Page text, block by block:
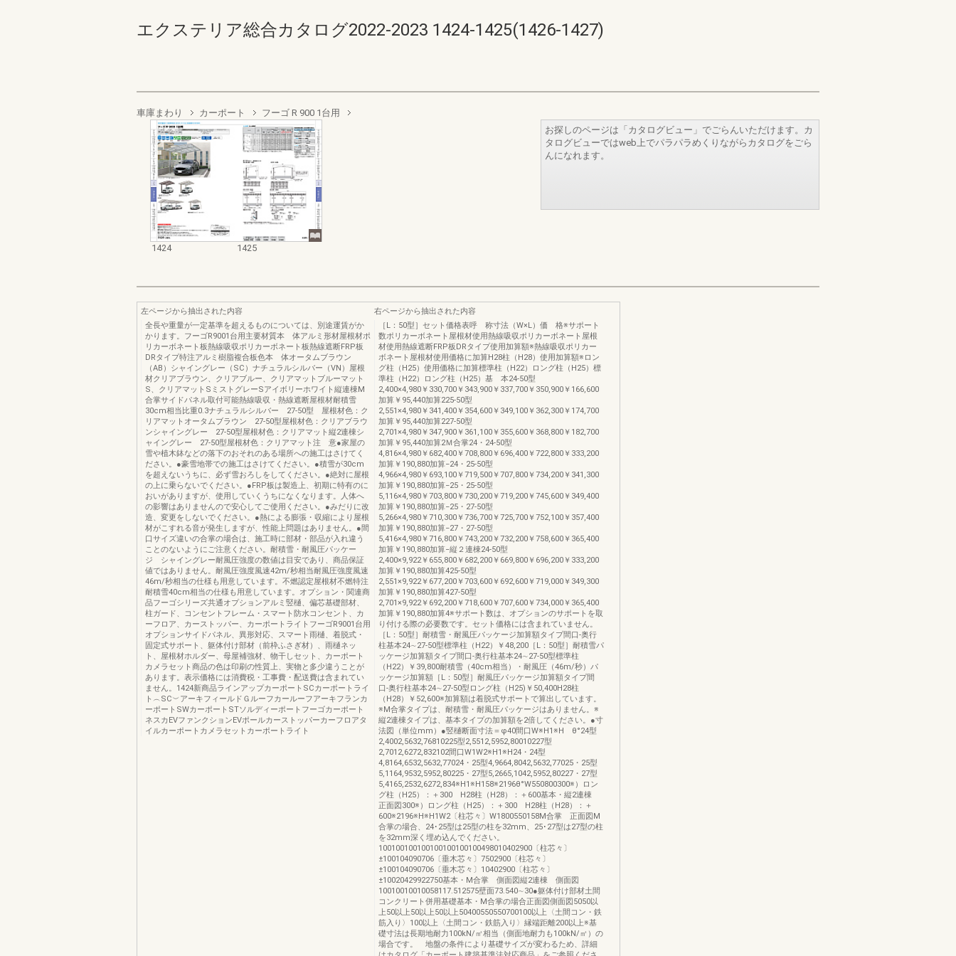
エクステリア総合カタログ2022-2023 1424-1425(1426-1427)
車庫まわり カーポート フーゴ R 900 1台用
1424 1425
お探しのページは「カタログビュー」でごらんいただけます。カ
タログビューではweb上でパラパラめくりながらカタログをごら
んになれます。
左ページから抽出された内容
全長や重量が一定基準を超えるものについては、別途運賃がか
かります。フーゴR9001台用主要材質本 体アルミ形材屋根材ポ
リカーボネート板熱線吸収ポリカーボネート板熱線遮断FRP板
DRタイプ特注アルミ樹脂複合板色本 体オータムブラウン
（AB）シャイングレー（SC）ナチュラルシルバー（VN）屋根
材クリアブラウン、クリアブルー、クリアマットブルーマット
S、クリアマットSミストグレーSアイボリーホワイト縦連棟M
合掌サイドパネル取付可能熱線吸収・熱線遮断屋根材耐積雪
30cm相当比重0.3ナチュラルシルバー 27-50型 屋根材色：ク
リアマットオータムブラウン 27-50型屋根材色：クリアブラウ
ンシャイングレー 27-50型屋根材色：クリアマット縦2連棟シ
ャイングレー 27-50型屋根材色：クリアマット注 意●家屋の
雪や植木鉢などの落下のおそれのある場所への施工はさけてく
ださい。●豪雪地帯での施工はさけてください。●積雪が30cm
を超えないうちに、必ず雪おろしをしてください。●絶対に屋根
の上に乗らないでください。●FRP板は製造上、初期に特有のに
おいがありますが、使用していくうちになくなります。人体へ
の影響はありませんので安心してご使用ください。●みだりに改
造、変更をしないでください。●熱による膨張・収縮により屋根
材がこすれる音が発生しますが、性能上問題はありません。●間
口サイズ違いの合掌の場合は、施工時に部材・部品が入れ違う
ことのないようにご注意ください。耐積雪・耐風圧パッケー
ジ シャイングレー耐風圧強度の数値は目安であり、商品保証
値ではありません。耐風圧強度風速42m/秒相当耐風圧強度風速
46m/秒相当の仕様も用意しています。不燃認定屋根材不燃特注
耐積雪40cm相当の仕様も用意しています。オプション・関連商
品フーゴシリーズ共通オプションアルミ竪樋、偏芯基礎部材、
柱ガード、コンセントフレーム・スマート防水コンセント、カ
ーフロア、カーストッパー、カーポートライトフーゴR9001台用
オプションサイドパネル、異形対応、スマート雨樋、着脱式・
固定式サポート、躯体付け部材（前枠ふさぎ材）、雨樋ネッ
ト、屋根材ホルダー、母屋補強材、物干しセット、カーポート
カメラセット商品の色は印刷の性質上、実物と多少違うことが
あります。表示価格には消費税・工事費・配送費は含まれてい
ません。1424新商品ラインアップカーポートSCカーポートライ
ト︵SC︶アーキフィールドＧルーフカールーフアーキフランカ
ーポートSWカーポートSTソルディーポートフーゴカーポート
ネスカEVファンクションEVポールカーストッパーカーフロアタ
イルカーポートカメラセットカーポートライト
右ページから抽出された内容
［L：50型］セット価格表呼 称寸法（W×L）価 格※サポート
数ポリカーボネート屋根材使用熱線吸収ポリカーボネート屋根
材使用熱線遮断FRP板DRタイプ使用加算額※熱線吸収ポリカー
ボネート屋根材使用価格に加算H28柱（H28）使用加算額※ロン
グ柱（H25）使用価格に加算標準柱（H22）ロング柱（H25）標
準柱（H22）ロング柱（H25）基 本24-50型
2,400×4,980￥330,700￥343,900￥337,700￥350,900￥166,600
加算￥95,440加算225-50型
2,551×4,980￥341,400￥354,600￥349,100￥362,300￥174,700
加算￥95,440加算227-50型
2,701×4,980￥347,900￥361,100￥355,600￥368,800￥182,700
加算￥95,440加算2Ｍ合掌24・24-50型
4,816×4,980￥682,400￥708,800￥696,400￥722,800￥333,200
加算￥190,880加算−24・25-50型
4,966×4,980￥693,100￥719,500￥707,800￥734,200￥341,300
加算￥190,880加算−25・25-50型
5,116×4,980￥703,800￥730,200￥719,200￥745,600￥349,400
加算￥190,880加算−25・27-50型
5,266×4,980￥710,300￥736,700￥725,700￥752,100￥357,400
加算￥190,880加算−27・27-50型
5,416×4,980￥716,800￥743,200￥732,200￥758,600￥365,400
加算￥190,880加算−縦２連棟24-50型
2,400×9,922￥655,800￥682,200￥669,800￥696,200￥333,200
加算￥190,880加算425-50型
2,551×9,922￥677,200￥703,600￥692,600￥719,000￥349,300
加算￥190,880加算427-50型
2,701×9,922￥692,200￥718,600￥707,600￥734,000￥365,400
加算￥190,880加算4※サポート数は、オプションのサポートを取
り付ける際の必要数です。セット価格には含まれていません。
［L：50型］耐積雪・耐風圧パッケージ加算額タイプ間口-奥行
柱基本24∼27-50型標準柱（H22）￥48,200［L：50型］耐積雪パ
ッケージ加算額タイプ間口-奥行柱基本24∼27-50型標準柱
（H22）￥39,800耐積雪（40cm相当）・耐風圧（46m/秒）パ
ッケージ加算額［L：50型］耐風圧パッケージ加算額タイプ間
口-奥行柱基本24∼27-50型ロング柱（H25)￥50,400H28柱
（H28）￥52,600※加算額は着脱式サポートで算出しています。
※M合掌タイプは、耐積雪・耐風圧パッケージはありません。※
縦2連棟タイプは、基本タイプの加算額を2倍してください。●寸
法図（単位mm）●竪樋断面寸法＝φ40間口W※H1※H θ°24型
2,4002,5632,76810225型2,5512,5952,80010227型
2,7012,6272,832102間口W1W2※H1※H24・24型
4,8164,6532,5632,77024・25型4,9664,8042,5632,77025・25型
5,1164,9532,5952,80225・27型5,2665,1042,5952,80227・27型
5,4165,2532,6272,834※H1※H158※2196θ°W550800300※）ロン
グ柱（H25）：＋300 H28柱（H28）：＋600基本・縦2連棟
正面図300※）ロング柱（H25）：＋300 H28柱（H28）：＋
600※2196※H※H1W2〔柱芯々〕W1800550158M合掌 正面図M
合掌の場合、24･25型は25型の柱を32mm、25･27型は27型の柱
を32mm深く埋め込んでください。
100100100100100100100100498010402900〔柱芯々〕
±100104090706〔垂木芯々〕7502900〔柱芯々〕
±100104090706〔垂木芯々〕10402900〔柱芯々〕
±10020429922750基本・M合掌 側面図縦2連棟 側面図
10010010010058117.512575壁面73.540∼30●躯体付け部材土間
コンクリート併用基礎基本・M合掌の場合正面図側面図5050以
上50以上50以上50以上50400550550700100以上〈土間コン・鉄
筋入り〉100以上〈土間コン・鉄筋入り〉縁端距離200以上※基
礎寸法は長期地耐力100kN/㎡相当（側面地耐力も100kN/㎡）の
場合です。 地盤の条件により基礎サイズが変わるため、詳細